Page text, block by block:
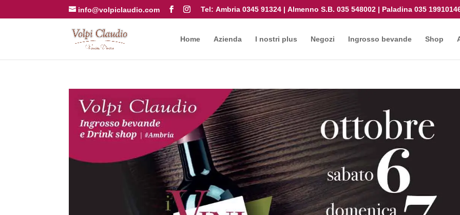
info@volpiclaudio.com Tel:Ambria 0345 91324 |Almenno S.B. 035 548002 | Paladina 035
Home Azienda I nostri plus Negozi Ingrosso bevande Shop